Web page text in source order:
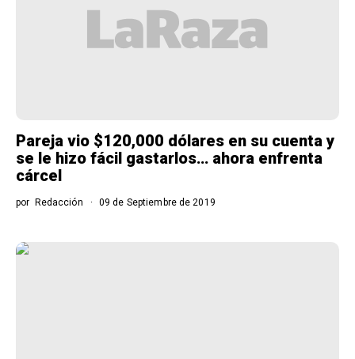
Pareja vio $120,000 dólares en su cuenta y
se le hizo fácil gastarlos… ahora enfrenta
cárcel
por Redacción 09 de Septiembre de 2019